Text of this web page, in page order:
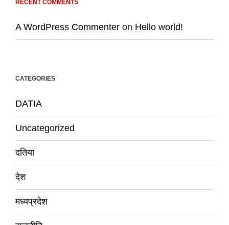
RECENT COMMENTS
A WordPress Commenter on Hello world!
CATEGORIES
DATIA
Uncategorized
दतिया
देश
मध्यप्रदेश